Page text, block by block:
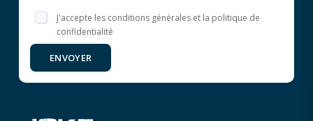
J'accepte les conditions générales et la politique de
confidentialité
ENVOYER